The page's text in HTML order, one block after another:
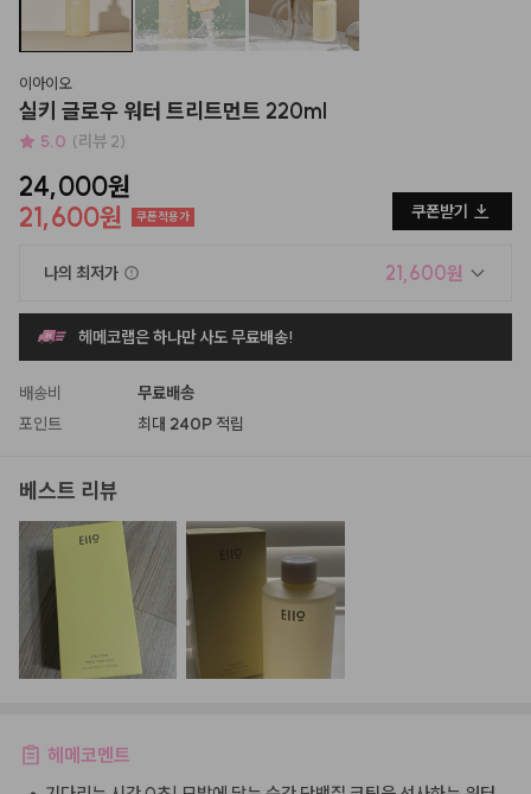
이아이오
실키 글로우 워터 트리트먼트 220ml
5.0 (리뷰 2)
24,000원
21,600원
쿠폰적용가 쿠폰받기
나의 최저가 21,600원
헤메코랩은 하나만 사도 무료배송!
배송비
무료배송
포인트
최대 240P 적립
베스트 리뷰
헤메코멘트